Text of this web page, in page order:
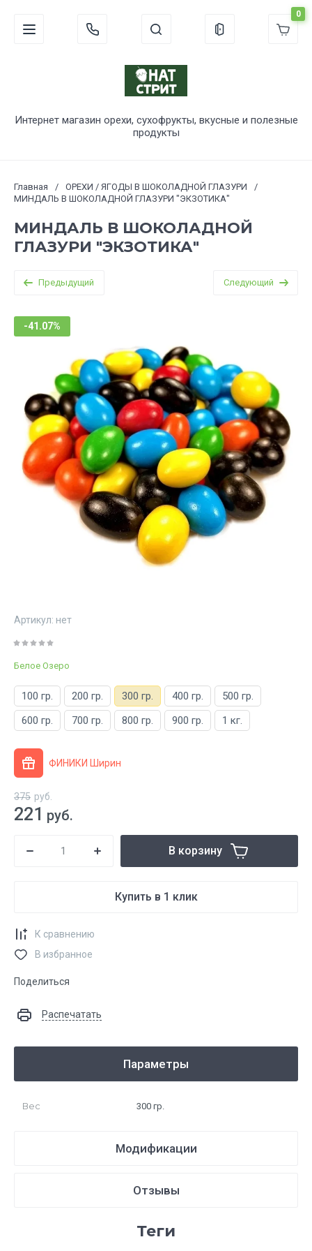
Интернет магазин орехи, сухофрукты, вкусные и полезные
продукты
0
Главная / ОРЕХИ / ЯГОДЫ В ШОКОЛАДНОЙ ГЛАЗУРИ
/
МИНДАЛЬ В ШОКОЛАДНОЙ ГЛАЗУРИ "ЭКЗОТИКА"
МИНДАЛЬ В ШОКОЛАДНОЙ
ГЛАЗУРИ "ЭКЗОТИКА"
Предыдущий Следующий
-41.07%
Артикул: нет
Белое Озеро
100 гр. 200 гр. 300 гр. 400 гр.
500 гр.
600 гр.
700 гр. 800 гр. 900 гр. 1 кг.
ФИНИКИ Ширин
375 руб.
221 руб.
В корзину
Купить в 1 клик
К сравнению
В избранное
Поделиться
Распечатать
Параметры
Вес 300 гр.
Модификации
Отзывы
теги